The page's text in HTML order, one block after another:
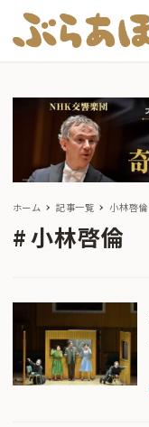
ホーム 記事一覧 小林啓倫
小林啓倫